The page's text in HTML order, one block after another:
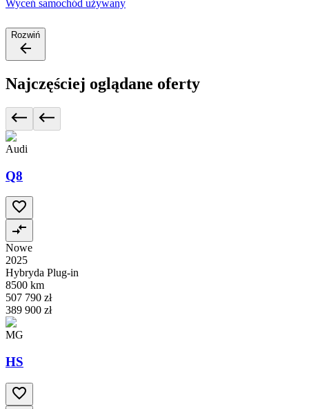
Wyceń samochód używany
Rozwiń
Najczęściej oglądane oferty
Audi
Q8
Nowe
2025
Hybryda Plug-in
8500 km
507 790 zł
389 900 zł
MG
HS